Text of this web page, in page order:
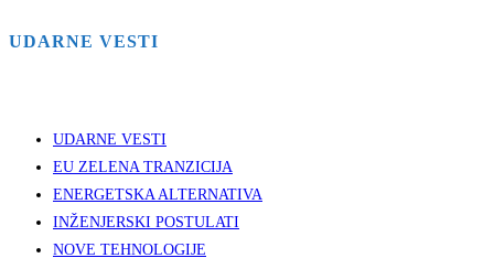
UDARNE VESTI
UDARNE VESTI
EU ZELENA TRANZICIJA
ENERGETSKA ALTERNATIVA
INŽENJERSKI POSTULATI
NOVE TEHNOLOGIJE